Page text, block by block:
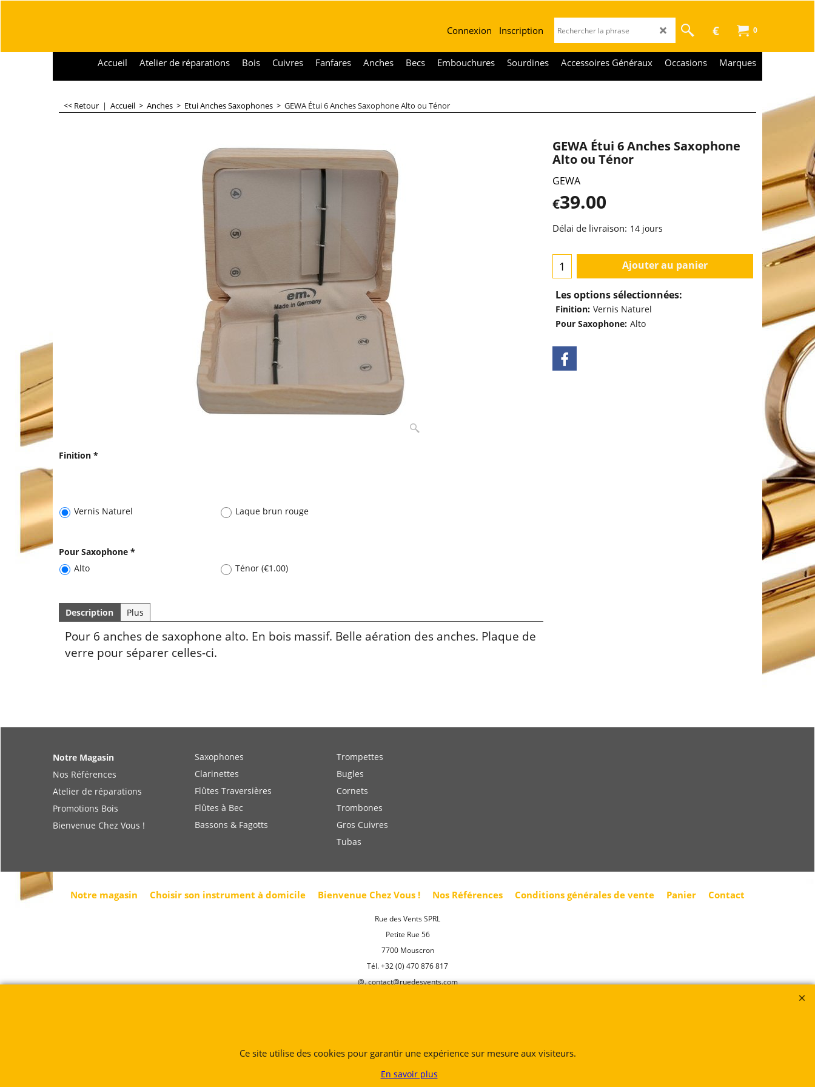
0
€
Connexion Inscription
Accueil Atelier de réparations Bois Cuivres Fanfares Anches Becs Embouchures Sourdines Accessoires Généraux Occasions Marques
<< Retour | Accueil > Anches > Etui Anches Saxophones > GEWA Étui 6 Anches Saxophone Alto ou Ténor
GEWA Étui 6 Anches Saxophone
Alto ou Ténor
GEWA
€39.00
Délai de livraison: 14 jours
Ajouter au panier
Les options sélectionnées:
Finition: Vernis Naturel
Pour Saxophone: Alto
Finition *
Vernis Naturel Laque brun rouge
Pour Saxophone*
Alto
Ténor(€1.00)
Notre Magasin
Nos Références
Atelier de réparations
Promotions Bois
Bienvenue Chez Vous !
Saxophones
Clarinettes
Flûtes Traversières
Flûtes à Bec
Bassons & Fagotts
Trompettes
Bugles
Cornets
Trombones
Gros Cuivres
Tubas
Notre magasin Choisir son instrument à domicile Bienvenue Chez Vous ! Nos Références Conditions générales de vente Panier Contact
Rue des Vents SPRL
Petite Rue 56
7700 Mouscron
Tél. +32 (0) 470 876 817
@.contact@ruedesvents.com
Ce site utilise des cookies pour garantir une expérience sur mesure aux visiteurs.
En savoir plus